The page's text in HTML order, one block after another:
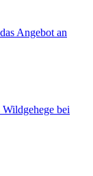
Angebot an
bei